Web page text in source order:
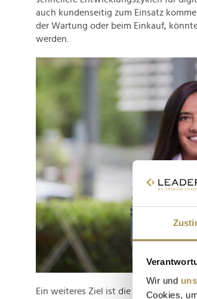
Wir und
Cookies,
auch kundenseitig zum Einsatz
der Wartung oder beim Einkauf,
werden.
Ein weiteres Ziel ist die Etablierung